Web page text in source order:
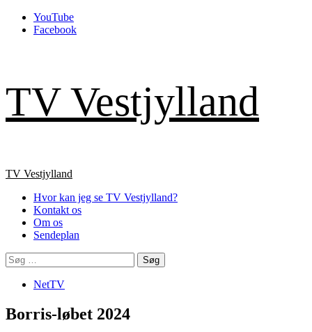
Skip
YouTube
Facebook
TV Vestjylland
Primary
TV Vestjylland
Hvor kan jeg se TV Vestjylland?
Kontakt os
Om os
Sendeplan
Søg
efter:
NetTV
Borris-løbet 2024